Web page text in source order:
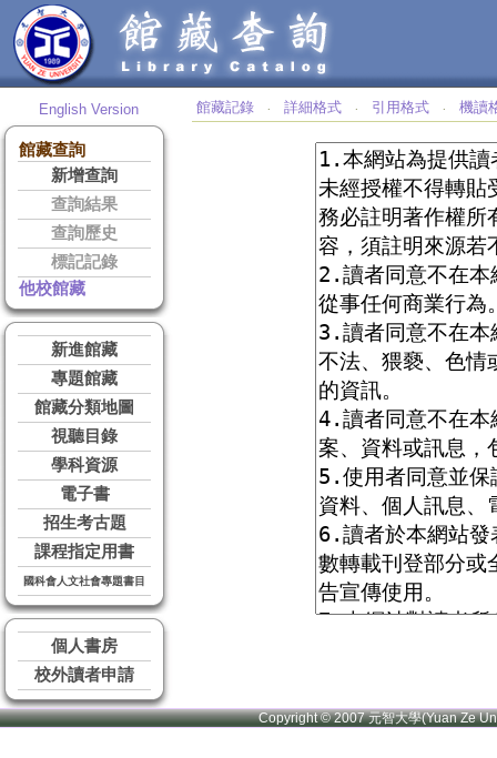
English Version
館藏查詢
新增查詢
查詢結果
查詢歷史
標記記錄
他校館藏
新進館藏
專題館藏
館藏分類地圖
視聽目錄
學科資源
電子書
招生考古題
課程指定用書
國科會人文社會專題書目
個人書房
校外讀者申請
館藏記錄 ‧ 詳細格式 ‧ 引用格式 ‧ 機讀
Copyright © 2007 元智大學(Yuan Ze